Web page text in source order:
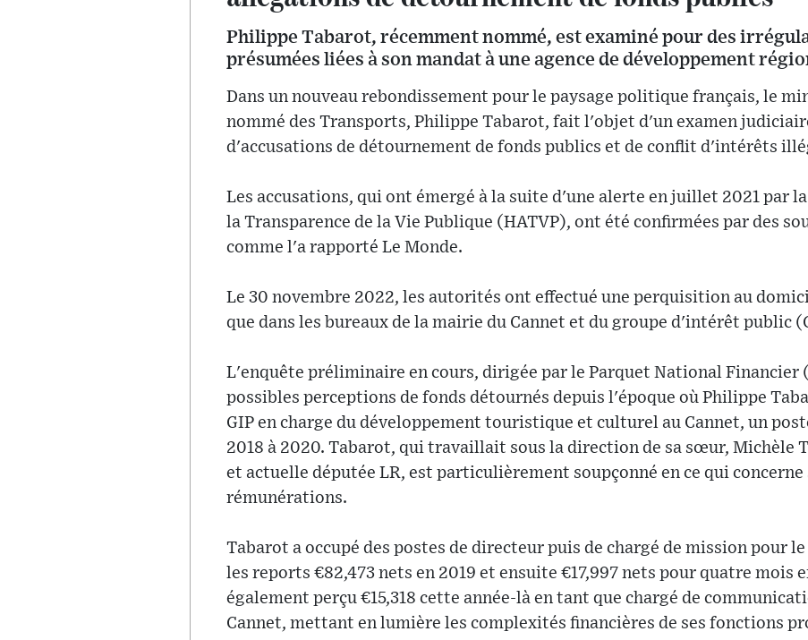
Philippe Tabarot, récemment nommé, est examiné pour des
présumées liées à son mandat à une agence de développement
Dans un nouveau rebondissement pour le paysage politique français, le
nommé des Transports, Philippe Tabarot, fait l'objet d'un examen
d'accusations de détournement de fonds publics et de conflit d'intérêts
Les accusations, qui ont émergé à la suite d'une alerte en juillet 2021 par
la Transparence de la Vie Publique (HATVP), ont été confirmées par des
comme l'a rapporté Le Monde.
Le 30 novembre 2022, les autorités ont effectué une perquisition au
que dans les bureaux de la mairie du Cannet et du groupe d'intérêt public
L'enquête préliminaire en cours, dirigée par le Parquet National Financier
possibles perceptions de fonds détournés depuis l'époque où Philippe
GIP en charge du développement touristique et culturel au Cannet, un
2018 à 2020. Tabarot, qui travaillait sous la direction de sa sœur, Michèle
et actuelle députée LR, est particulièrement soupçonné en ce qui concerne
rémunérations.
Tabarot a occupé des postes de directeur puis de chargé de mission pour
les reports €82,473 nets en 2019 et ensuite €17,997 nets pour quatre mois
également perçu €15,318 cette année-là en tant que chargé de
Cannet, mettant en lumière les complexités financières de ses fonctions